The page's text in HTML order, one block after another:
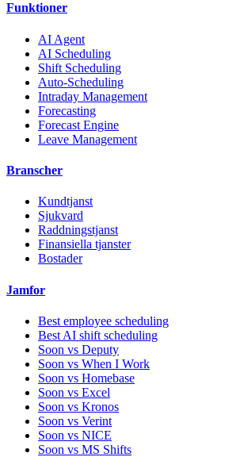
Funktioner
AI Agent
AI Scheduling
Shift Scheduling
Auto-Scheduling
Intraday Management
Forecasting
Forecast Engine
Leave Management
Branscher
Kundtjanst
Sjukvard
Raddningstjanst
Finansiella tjanster
Bostader
Jamfor
Best employee scheduling
Best AI shift scheduling
Soon vs Deputy
Soon vs When I Work
Soon vs Homebase
Soon vs Excel
Soon vs Kronos
Soon vs Verint
Soon vs NICE
Soon vs MS Shifts